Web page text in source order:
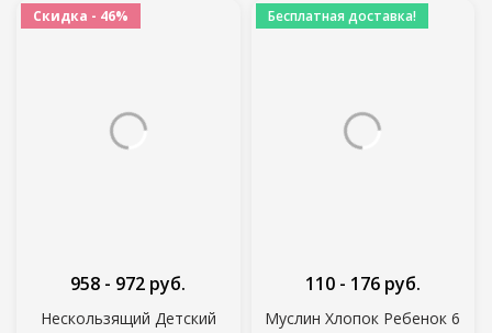
Утешительные Игрушки
Скидка - 46%
Нескользящий Детский
958 - 972 руб.
Бесплатная доставка!
Муслин Хлопок Ребенок 6
110 - 176 руб.